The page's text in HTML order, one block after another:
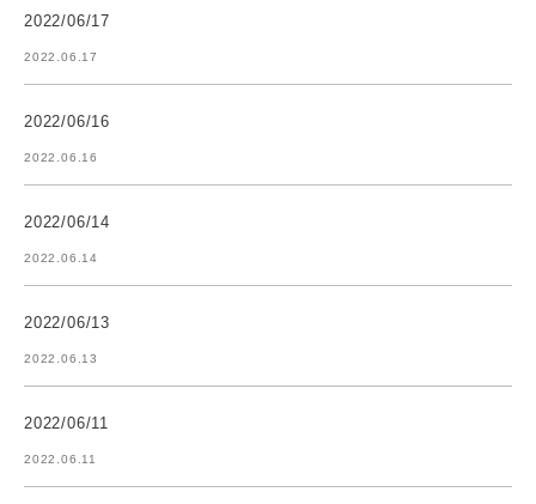
2022/06/17
2022.06.17
2022/06/16
2022.06.16
2022/06/14
2022.06.14
2022/06/13
2022.06.13
2022/06/11
2022.06.11